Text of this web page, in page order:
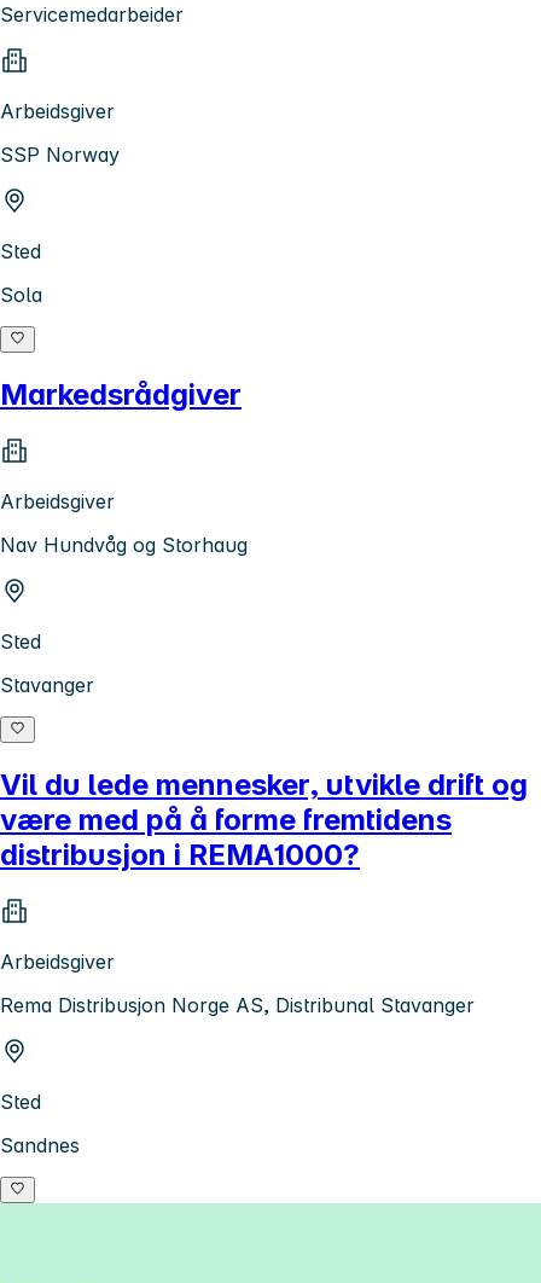
Servicemedarbeider
Arbeidsgiver
SSP Norway
Sted
Sola
Markedsrådgiver
Arbeidsgiver
Nav Hundvåg og Storhaug
Sted
Stavanger
Vil du lede mennesker, utvikle drift og
være med på å forme fremtidens
distribusjon i REMA1000?
Arbeidsgiver
Rema Distribusjon Norge AS, Distribunal Stavanger
Sted
Sandnes